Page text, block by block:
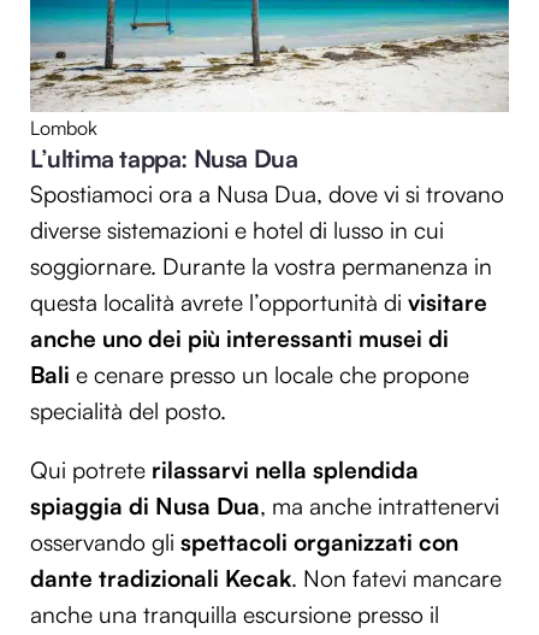
Lombok
L’ultima tappa: Nusa Dua
Spostiamoci ora a Nusa Dua, dove vi si trovano
diverse sistemazioni e hotel di lusso in cui
soggiornare. Durante la vostra permanenza in
questa località avrete l’opportunità di visitare
anche uno dei più interessanti musei di
Bali e cenare presso un locale che propone
specialità del posto.
Qui potrete rilassarvi nella splendida
spiaggia di Nusa Dua, ma anche intrattenervi
osservando gli spettacoli organizzati con
dante tradizionali Kecak. Non fatevi mancare
anche una tranquilla escursione presso il